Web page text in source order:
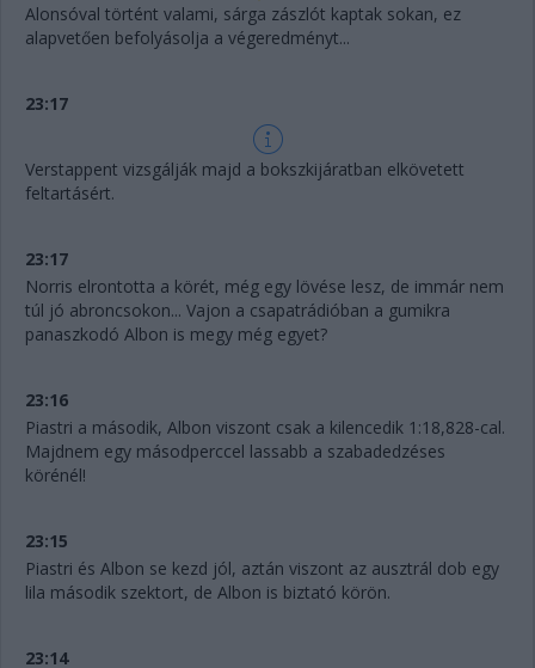
Alonsóval történt valami, sárga zászlót kaptak sokan, ez
alapvetően befolyásolja a végeredményt...
23:17
Verstappent vizsgálják majd a bokszkijáratban elkövetett
feltartásért.
23:17
Norris elrontotta a körét, még egy lövése lesz, de immár nem
túl jó abroncsokon... Vajon a csapatrádióban a gumikra
panaszkodó Albon is megy még egyet?
23:16
Piastri a második, Albon viszont csak a kilencedik 1:18,828-cal.
Majdnem egy másodperccel lassabb a szabadedzéses
körénél!
23:15
Piastri és Albon se kezd jól, aztán viszont az ausztrál dob egy
lila második szektort, de Albon is biztató körön.
23:14